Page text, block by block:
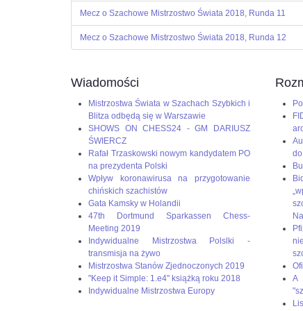
Mecz o Szachowe Mistrzostwo Świata 2018, Runda 11
Mecz o Szachowe Mistrzostwo Świata 2018, Runda 12
Wiadomości
Mistrzostwa Świata w Szachach Szybkich i
Blitza odbędą się w Warszawie
SHOWS ON CHESS24 - GM DARIUSZ
ŚWIERCZ
Rafał Trzaskowski nowym kandydatem PO
na prezydenta Polski
Wpływ koronawirusa na przygotowanie
chińskich szachistów
Gata Kamsky w Holandii
47th Dortmund Sparkassen Chess-
Meeting 2019
Indywidualne Mistrzostwa Polslki -
transmisja na żywo
Mistrzostwa Stanów Zjednoczonych 2019
"Keep it Simple: 1.e4" książką roku 2018
Indywidualne Mistrzostwa Europy
A